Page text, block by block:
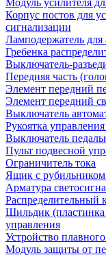
Модуль усилителя
Корпус постов для
сигнализации
Ламподержатель для
Гребенка
Выключатель-
Передняя часть
Элемент передний
Элемент передний
Выключатель
Рукоятка
Выключатель
Пульт подвесной
Ограничитель тока
Ящик с
Арматура
Распределительный
Шильдик (пластинка
управления
Устройство
Модуль защиты от